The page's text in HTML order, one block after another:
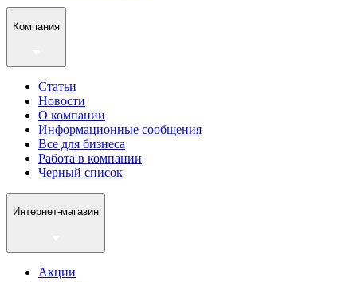
Компания
Статьи
Новости
О компании
Информационные сообщения
Все для бизнеса
Работа в компании
Черный список
Интернет-магазин
Акции